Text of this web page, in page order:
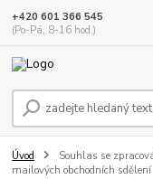
+420 601 366 545
(Po-Pá, 8-16 hod.)
Úvod
Souhlas se
mailových obchodních sdělení